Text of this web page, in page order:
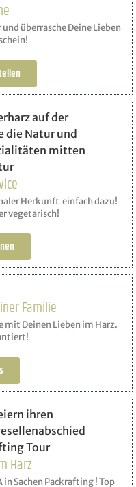
überrasche Deine Lieben
Herkunft einfach dazu!
vegetarisch!
Familie
mit Deinen Lieben im Harz.
Harz
Sachen Packrafting ! Top